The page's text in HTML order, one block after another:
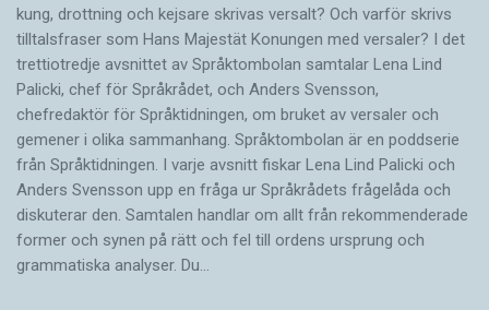
kung, drottning och kejsare skrivas versalt? Och varför skrivs
tilltalsfraser som Hans Majestät Konungen med versaler? I det
trettiotredje avsnittet av Språktombolan samtalar Lena Lind
Palicki, chef för Språkrådet, och Anders Svensson,
chefredaktör för Språktidningen, om bruket av versaler och
gemener i olika sammanhang. Språktombolan är en poddserie
från Språktidningen. I varje avsnitt fiskar Lena Lind Palicki och
Anders Svensson upp en fråga ur Språkrådets frågelåda och
diskuterar den. Samtalen handlar om allt från rekommenderade
former och synen på rätt och fel till ordens ursprung och
grammatiska analyser. Du…